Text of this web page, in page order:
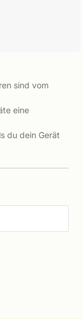
sind vom
eine
du dein Gerät